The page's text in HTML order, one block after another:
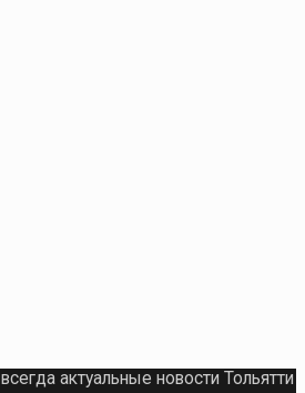
всегда актуальные новости Тольятти